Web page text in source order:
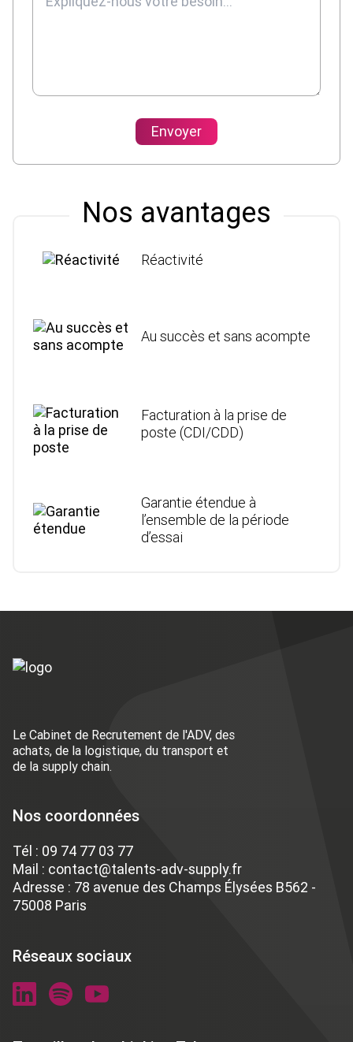
Envoyer
Nos avantages
Réactivité
Au succès et sans acompte
Facturation à la prise de
poste (CDI/CDD)
Garantie étendue à
l’ensemble de la période
d’essai
Le Cabinet de Recrutement de l'ADV, des
achats, de la logistique, du transport et
de la supply chain.
Nos coordonnées
Tél : 09 74 77 03 77
Mail : contact@talents-adv-supply.fr
Adresse : 78 avenue des Champs Élysées B562 -
75008 Paris
Réseaux sociaux